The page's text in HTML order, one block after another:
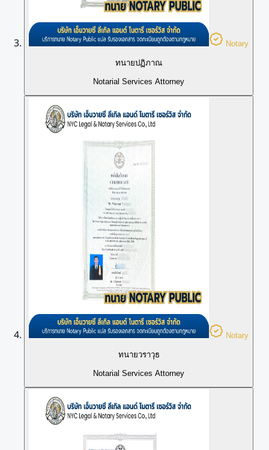
Notary
ทนายปฏิภาณ
Notarial Services Attorney
Notary
ทนายวราวุธ
Notarial Services Attorney